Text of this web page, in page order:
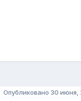
Опубликовано 30 июня,